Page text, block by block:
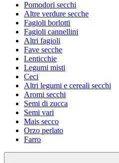
Pomodori secchi
Altre verdure secche
Fagioli borlotti
Fagioli cannellini
Altri fagioli
Fave secche
Lenticchie
Legumi misti
Ceci
Altri legumi e cereali secchi
Aromi secchi
Semi di zucca
Semi vari
Mais secco
Orzo perlato
Farro